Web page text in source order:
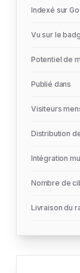
Indexé sur
Vu sur le
Potentiel de
Publié dans
Visiteurs
Distribution
Intégration
Nombre de